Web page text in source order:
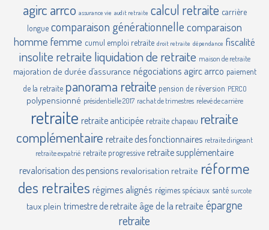
agirc arrco assurance vie audit retraite calcul retraite carrière
longue comparaison générationnelle comparaison
homme femme cumul emploi retraite droit retraite dépendance fiscalité
insolite retraite liquidation de retraite maison de retraite
majoration de durée d’assurance négociations agirc arrco paiement
de la retraite panorama retraite pension de réversion PERCO
polypensionné présidentielle 2017 rachat de trimestres relevé de carrière
retraite retraite anticipée retraite chapeau retraite
complémentaire retraite des fonctionnaires retraite dirigeant
retraite expatrié retraite progressive retraite supplémentaire
revalorisation des pensions revalorisation retraite réforme
des retraites régimes alignés régimes spéciaux santé surcote
taux plein trimestre de retraite âge de la retraite épargne
retraite